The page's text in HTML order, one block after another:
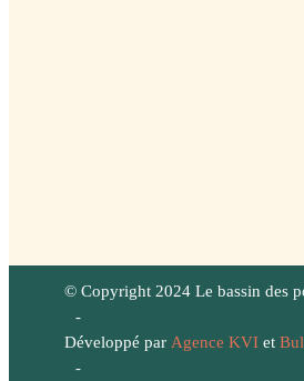
© Copyright 2024 Le bassin des
-
Développé par Agence KVIet
-